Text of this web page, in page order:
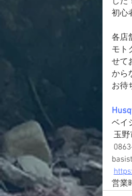
初心
各店
モト
せて
から
お待
ベイ
玉野
営業